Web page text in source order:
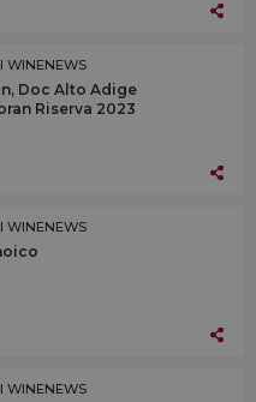
WINENEWS
Doc Alto Adige
Riserva 2023
WINENEWS
WINENEWS